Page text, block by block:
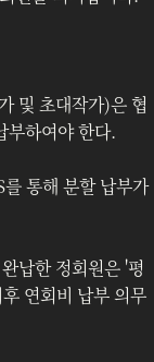
및 초대작가)은 협
부하여야 한다.
통해 분할 납부가
납한 정회원은 '평
연회비 납부 의무